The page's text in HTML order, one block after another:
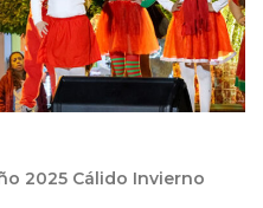
2025 Cálido Invierno